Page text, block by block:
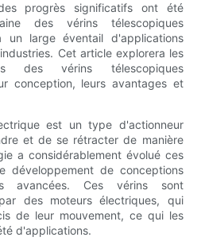
progrès significatifs ont été
des vérins télescopiques
un large éventail d'applications
Cet article explorera les
des vérins télescopiques
conception, leurs avantages et
est un type d'actionneur
et de se rétracter de manière
a considérablement évolué ces
développement de conceptions
avancées. Ces vérins sont
des moteurs électriques, qui
de leur mouvement, ce qui les
d'applications.